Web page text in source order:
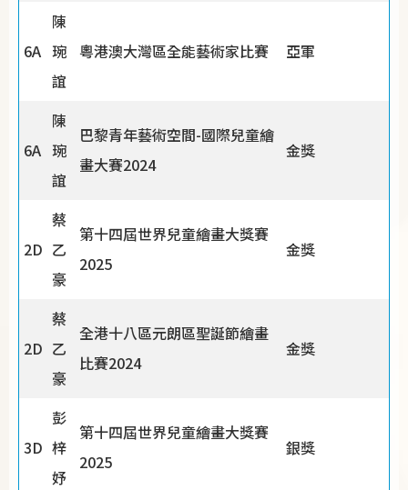
6A
陳
琬
誼
粵港澳大灣區全能藝術家比賽 亞軍
6A
陳
琬
誼
巴黎青年藝術空間-國際兒童繪
畫大賽2024
金獎
2D
蔡
乙
豪
第十四屆世界兒童繪畫大獎賽
2025
金獎
2D
蔡
乙
豪
全港十八區元朗區聖誕節繪畫
比賽2024
金獎
3D
彭
梓
妤
第十四屆世界兒童繪畫大獎賽
2025
銀獎